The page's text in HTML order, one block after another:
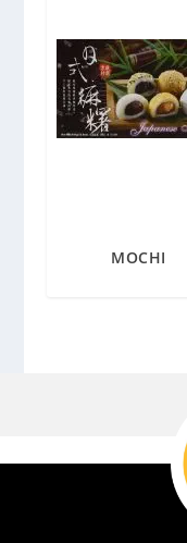
MOCHI